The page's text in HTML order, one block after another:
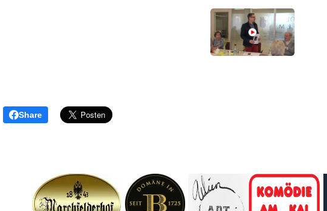
mehreren Bränden auf Wiesen, Feldern und in...
Share